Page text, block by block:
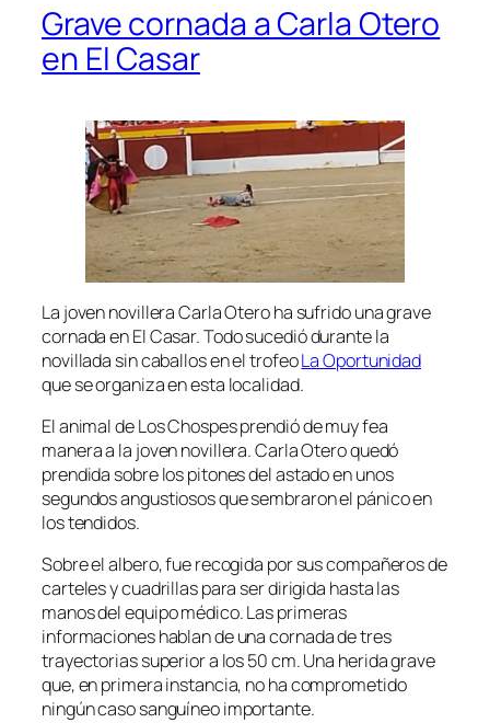
Grave cornada a Carla Otero
en El Casar
La joven novillera Carla Otero ha sufrido una grave
cornada en El Casar. Todo sucedió durante la
novillada sin caballos en el trofeoLa Oportunidad
que se organiza en esta localidad.
El animal de Los Chospes prendió de muy fea
manera a la joven novillera. Carla Otero quedó
prendida sobre los pitones del astado en unos
segundos angustiosos que sembraron el pánico en
los tendidos.
Sobre el albero, fue recogida por sus compañeros de
carteles y cuadrillas para ser dirigida hasta las
manos del equipo médico. Las primeras
informaciones hablan de una cornada de tres
trayectorias superior a los 50 cm. Una herida grave
que, en primera instancia, no ha comprometido
ningún caso sanguíneo importante.